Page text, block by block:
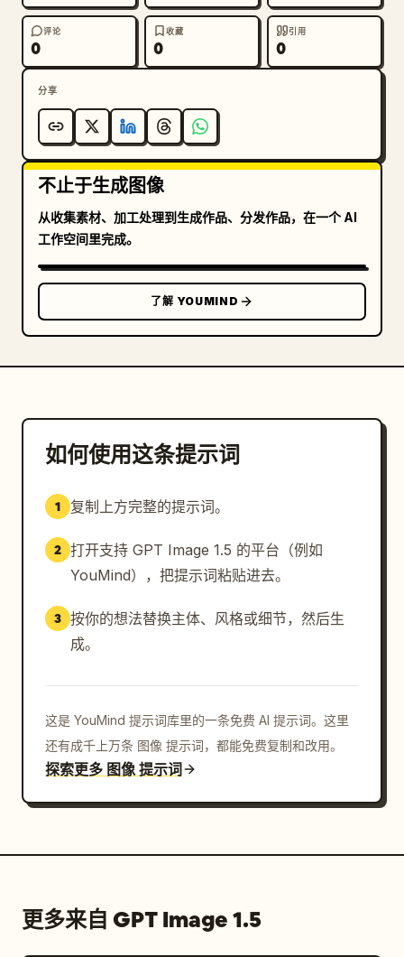
评论
0
收藏
0
引用
0
分享
不止于生成图像
从收集素材、加工处理到生成作品、分发作品，在一个 AI
工作空间里完成。
了解 YOUMIND
如何使用这条提示词
1 复制上方完整的提示词。
2 打开支持 GPT Image 1.5 的平台（例如
YouMind），把提示词粘贴进去。
3 按你的想法替换主体、风格或细节，然后生
成。
这是 YouMind 提示词库里的一条免费 AI 提示词。这里
还有成千上万条 图像 提示词，都能免费复制和改用。
探索更多 图像 提示词
更多来自 GPT Image 1.5